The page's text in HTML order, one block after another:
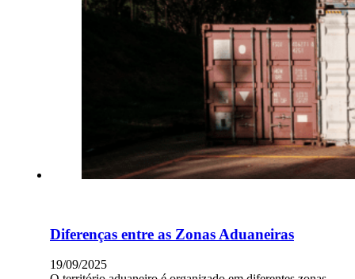
Diferenças entre as Zonas Aduaneiras
19/09/2025